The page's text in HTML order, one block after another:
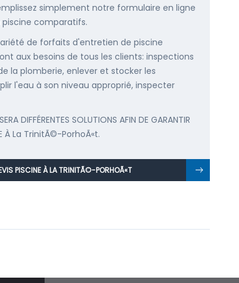
simplement notre formulaire en ligne
comparatifs.
de forfaits d'entretien de piscine
aux besoins de tous les clients: inspections
la plomberie, enlever et stocker les
l'eau à son niveau approprié, inspecter
DIFFÉRENTES SOLUTIONS AFIN DE GARANTIR
À La TrinitÃ©-PorhoÃ«t.
PISCINE À LA TRINITÃ©-PORHOÃ«T